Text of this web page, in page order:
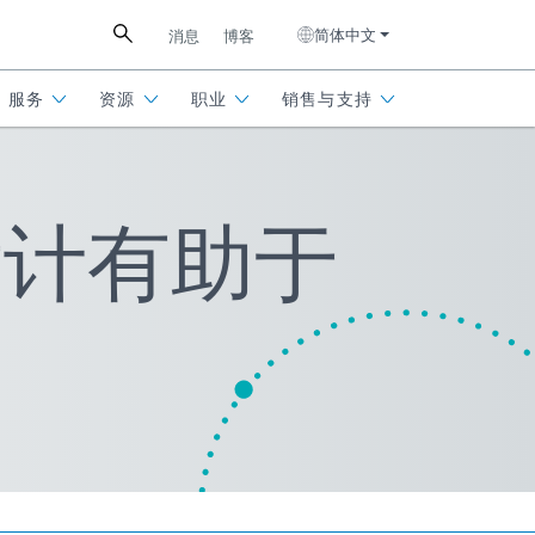
消息 博客 简体中文
服务 资源 职业 销售与支持
有助于